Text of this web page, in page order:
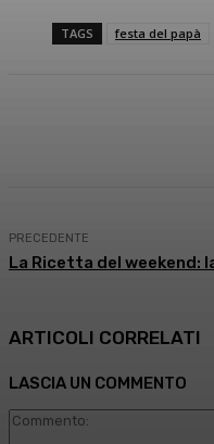
TAGS festa del papà
PRECEDENTE
La Ricetta del weekend:
ARTICOLI CORRELATI
LASCIA UN COMMENTO